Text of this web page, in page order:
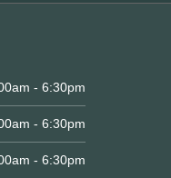
- 6:30pm
- 6:30pm
- 6:30pm